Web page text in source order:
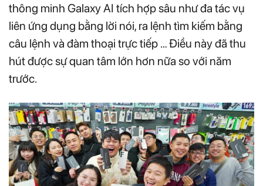
thông minh Galaxy AI tích hợp sâu như đa tác vụ
liên ứng dụng bằng lời nói, ra lệnh tìm kiếm bằng
câu lệnh và đàm thoại trực tiếp … Điều này đã thu
hút được sự quan tâm lớn hơn nữa so với năm
trước.